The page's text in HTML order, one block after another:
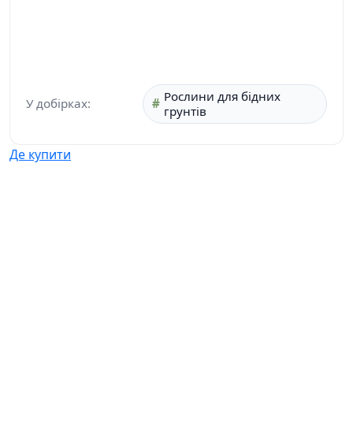
У добірках:
Рослини для бідних
грунтів
Де купити